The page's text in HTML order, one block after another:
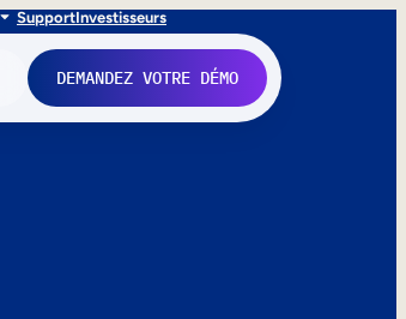
SupportInvestisseurs
DEMANDEZ VOTRE DÉMO